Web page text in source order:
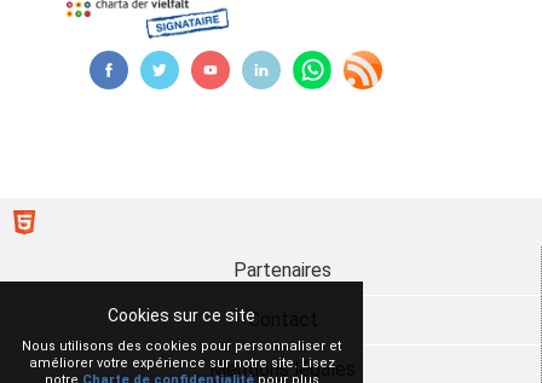
Cookies sur ce site
Nous utilisons des cookies pour personnaliser et
améliorer votre expérience sur notre site. Lisez
Partenaires
Contact
Mentions légales